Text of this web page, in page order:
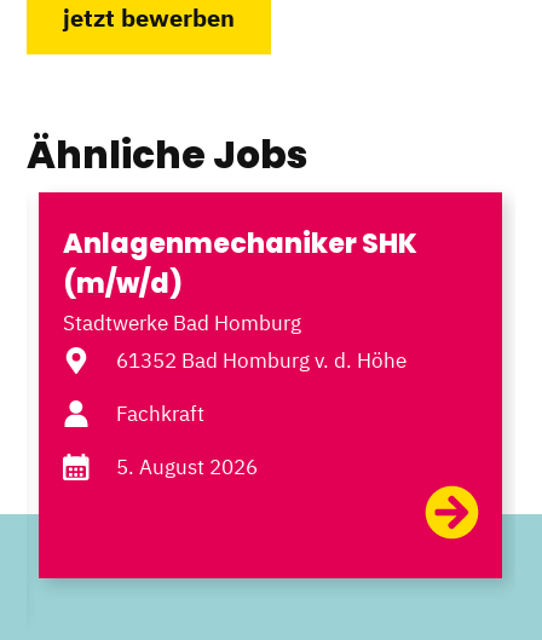
jetzt bewerben
Ähnliche Jobs
Anlagenmechaniker SHK
(m/w/d)
Stadtwerke Bad Homburg
61352 Bad Homburg v. d. Höhe
Fachkraft
5. August 2026